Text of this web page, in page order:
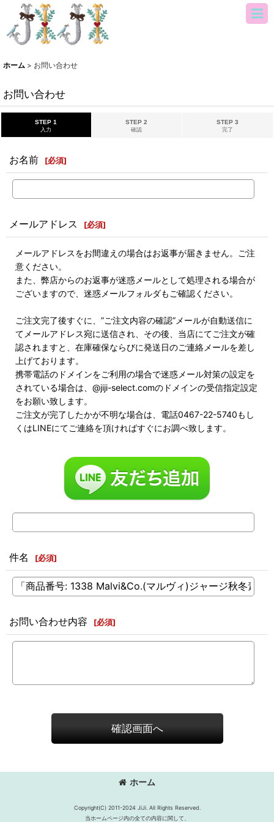
ホーム > お問い合わせ
お問い合わせ
STEP 1
入力
STEP 2
確認
STEP 3
完了
お名前 [必須]
メールアドレス [必須]
メールアドレスをお間違えの場合はお返事が届きません。ご注
意ください。
また、弊店からのお返事が迷惑メールとして処理される場合が
ございますので、迷惑メールフォルダもご確認ください。
ご注文完了後すぐに、”ご注文内容の確認”メールが自動送信に
てメールアドレス宛に送信され、その後、当店にてご注文が確
認されますと、在庫確保ならびに発送日のご連絡メールを差し
上げております。
携帯電話のドメインをご利用の場合で迷惑メール対策の設定を
されている場合は、@jiji-select.comのドメインの受信指定設定
をお願い致します。
ご注文が完了したかが不明な場合は、電話0467-22-5740もし
くはLINEにてご連絡を頂ければすぐにお調べ致します。
件名 [必須]
お問い合わせ内容 [必須]
確認画面へ
ホーム
Copyright(C) 2011-2024 JiJi. All Rights Reserved.
当ホームページ内の全ての内容に関して、